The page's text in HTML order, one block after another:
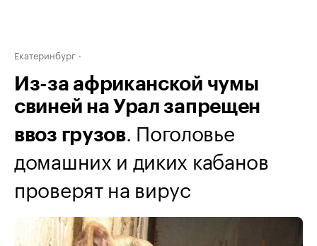
Екатеринбург
Из-за африканской чумы
свиней на Урал запрещен
ввоз грузов. Поголовье
домашних и диких кабанов
проверят на вирус